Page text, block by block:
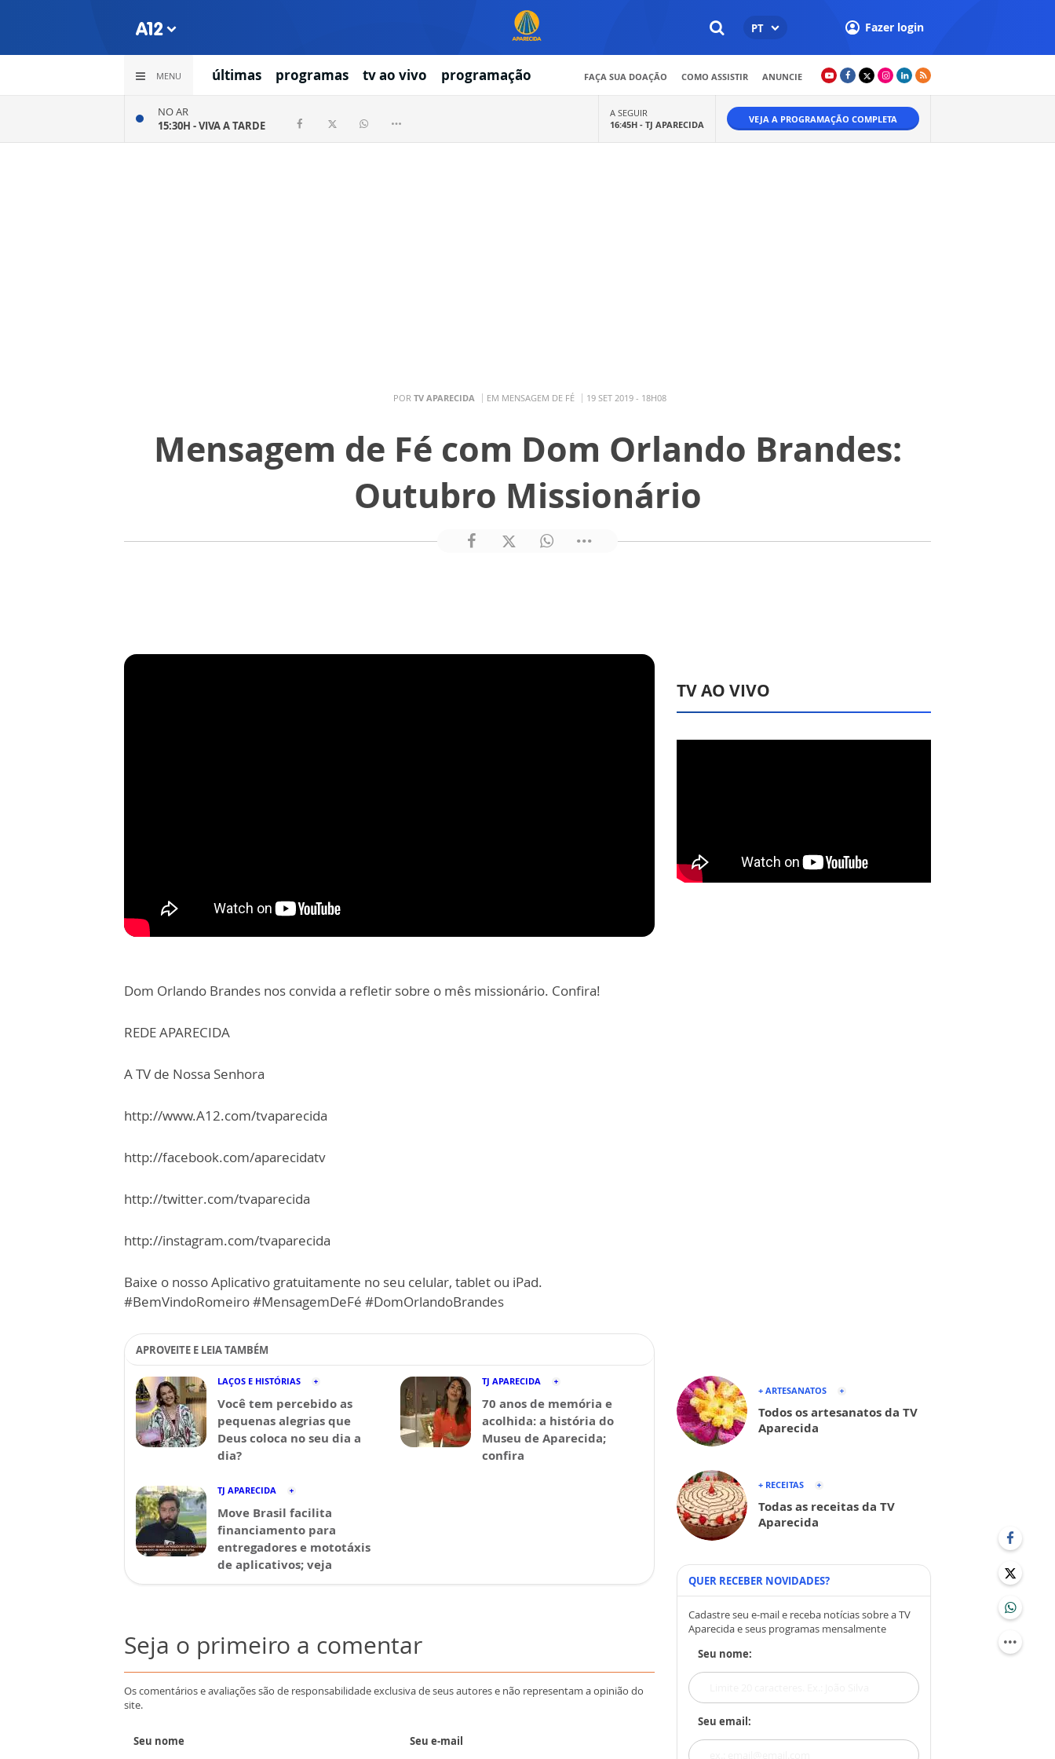
PT Fazer login
MENU últimas programas tv ao vivo programação FAÇA SUA DOAÇÃO COMO ASSISTIR ANUNCIE
NO AR
15:30H -VIVA A TARDE
A SEGUIR
16:45H - TJ APARECIDA VEJA A PROGRAMAÇÃO COMPLETA
POR TV APARECIDA EM MENSAGEM DE FÉ 19 SET 2019 - 18H08
Mensagem de Fé com Dom Orlando Brandes:
Outubro Missionário
Dom Orlando Brandes nos convida a refletir sobre o mês missionário. Confira!
REDE APARECIDA
A TV de Nossa Senhora
http://www.A12.com/tvaparecida
http://facebook.com/aparecidatv
http://twitter.com/tvaparecida
http://instagram.com/tvaparecida
Baixe o nosso Aplicativo gratuitamente no seu celular, tablet ou iPad.
#BemVindoRomeiro #MensagemDeFé #DomOrlandoBrandes
APROVEITE E LEIA TAMBÉM
LAÇOS E HISTÓRIAS
Você tem percebido as
pequenas alegrias que
Deus coloca no seu dia a
dia?
TJ APARECIDA
70 anos de memória e
acolhida: a história do
Museu de Aparecida;
confira
TJ APARECIDA
Move Brasil facilita
financiamento para
entregadores e mototáxis
de aplicativos; veja
Seja o primeiro a comentar
Os comentários e avaliações são de responsabilidade exclusiva de seus autores e não representam a opinião do
site.
Seu nome Seu e-mail
TV AO VIVO
+ ARTESANATOS
Todos os artesanatos da TV
Aparecida
+ RECEITAS
Todas as receitas da TV
Aparecida
QUER RECEBER NOVIDADES?
Cadastre seu e-mail e receba notícias sobre a TV
Aparecida e seus programas mensalmente
Seu nome:
Seu email: